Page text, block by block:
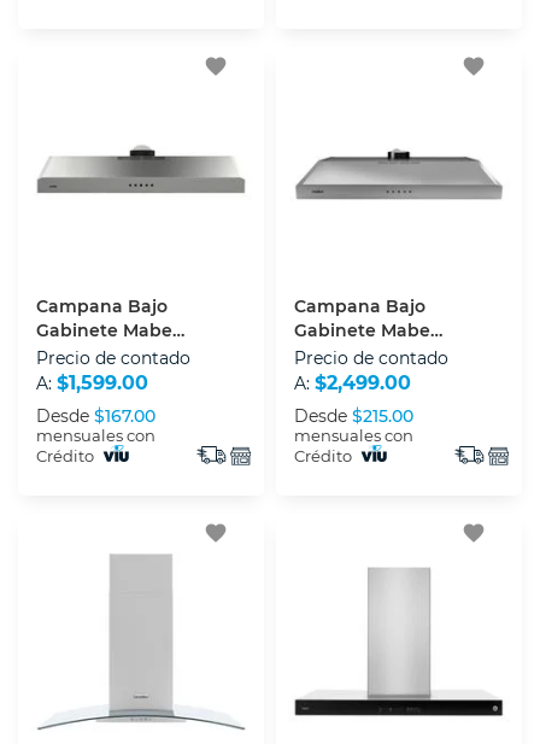
favorite
Campana Bajo
Gabinete Mabe
CMPU501SSX0/GX0 50
Cm Acero Inoxidable
Precio de contado
A: $1,599.00
Desde $167.00
mensuales con
Crédito
favorite
Campana Bajo
Gabinete Mabe
CMPUV801SSX0 80 Cm
Acero Inoxidable
Precio de contado
A: $2,499.00
Desde $215.00
mensuales con
Crédito
favorite favorite